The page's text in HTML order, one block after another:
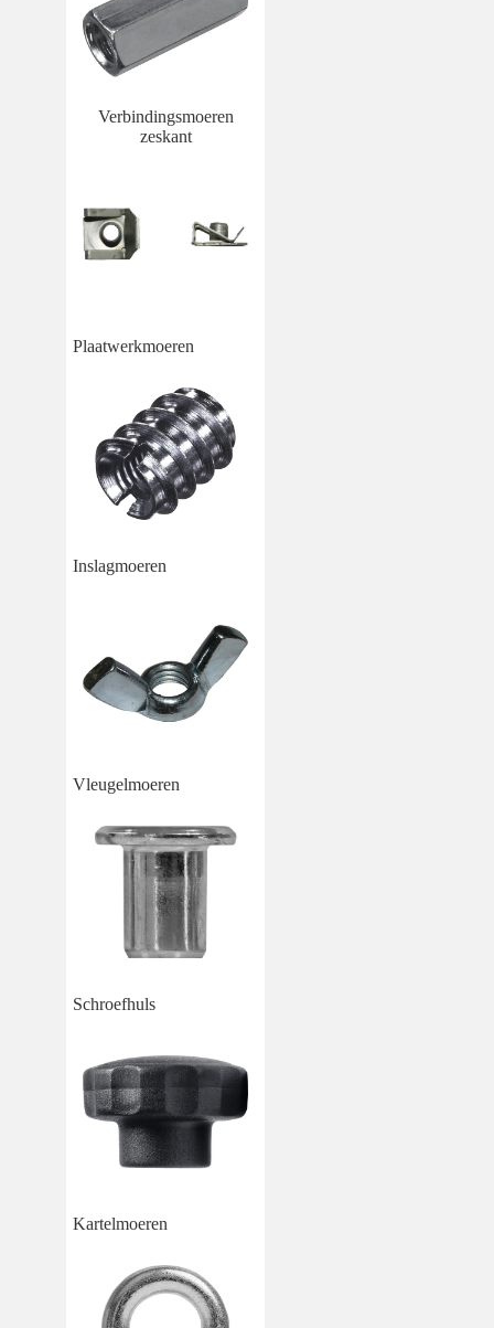
Verbindingsmoeren
zeskant
Plaatwerkmoeren
Inslagmoeren
Vleugelmoeren
Schroefhuls
Kartelmoeren